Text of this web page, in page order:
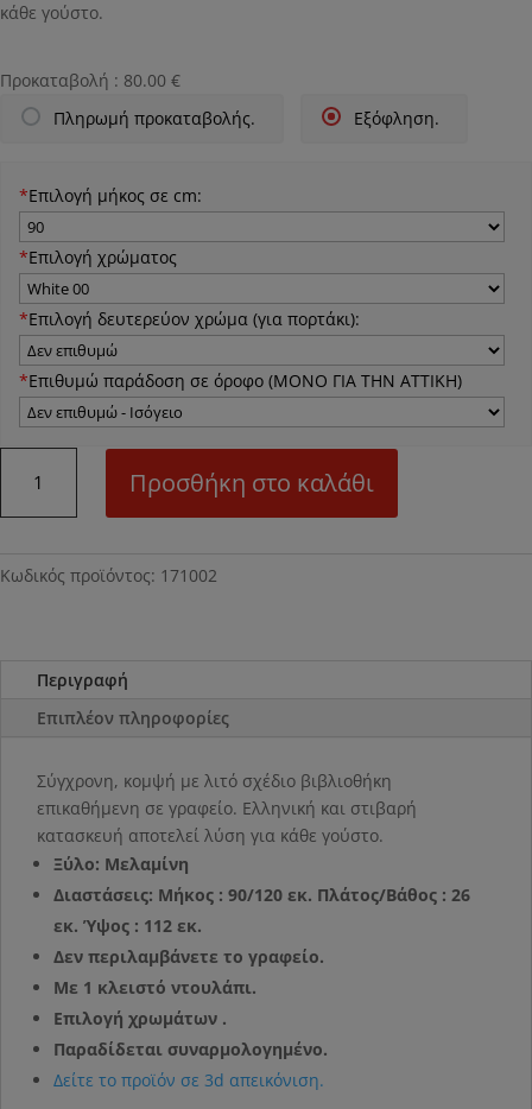
κάθε γούστο.
Προκαταβολή : 80.00 €
Εξόφληση.
Πληρωμή προκαταβολής.
*Επιλογή μήκος σε cm:
*Επιλογή χρώματος
*Επιλογή δευτερεύον χρώμα (για πορτάκι):
*Επιθυμώ παράδοση σε όροφο (ΜΟΝΟ ΓΙΑ ΤΗΝ ΑΤΤΙΚΗ)
Βιβλιοθήκη
ποσότητα
Προσθήκη στο καλάθι
Κωδικός προϊόντος: 171002
Περιγραφή
Επιπλέον πληροφορίες
Σύγχρονη, κομψή με λιτό σχέδιο βιβλιοθήκη
επικαθήμενη σε γραφείο. Ελληνική και στιβαρή
κατασκευή αποτελεί λύση για κάθε γούστο.
Ξύλο: Μελαμίνη
Διαστάσεις: Μήκος : 90/120 εκ. Πλάτος/Βάθος : 26
εκ. Ύψος : 112 εκ.
Δεν περιλαμβάνετε το γραφείο.
Με 1 κλειστό ντουλάπι.
Επιλογή χρωμάτων .
Παραδίδεται συναρμολογημένο.
Δείτε το προϊόν σε 3d απεικόνιση.